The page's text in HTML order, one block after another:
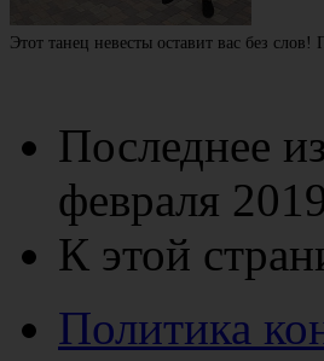
Этот танец невесты оставит вас без слов!
Последнее
февраля
К этой
Политика